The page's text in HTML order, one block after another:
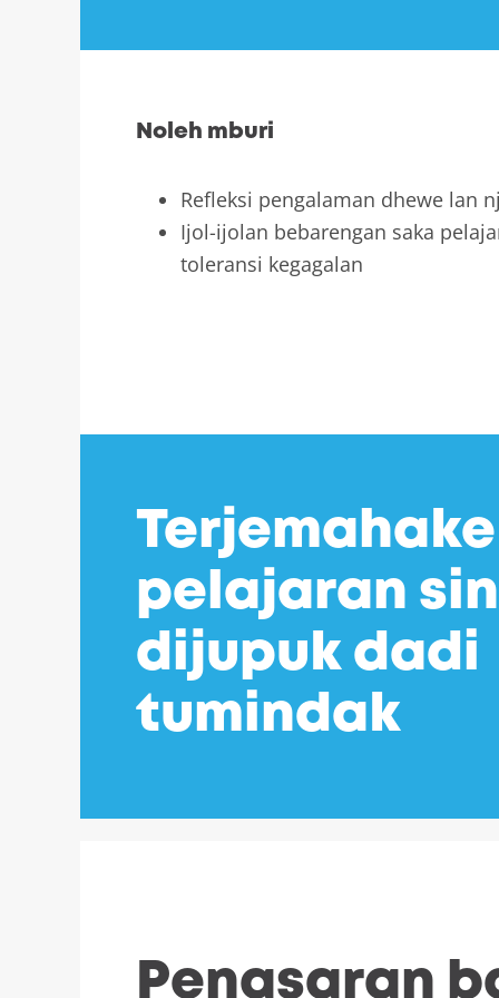
Noleh mburi
Refleksi pengalaman dhewe lan
Ijol-ijolan bebarengan saka
toleransi kegagalan
Terjemahake
pelajaran
dijupuk dadi
tumindak
Penasaran